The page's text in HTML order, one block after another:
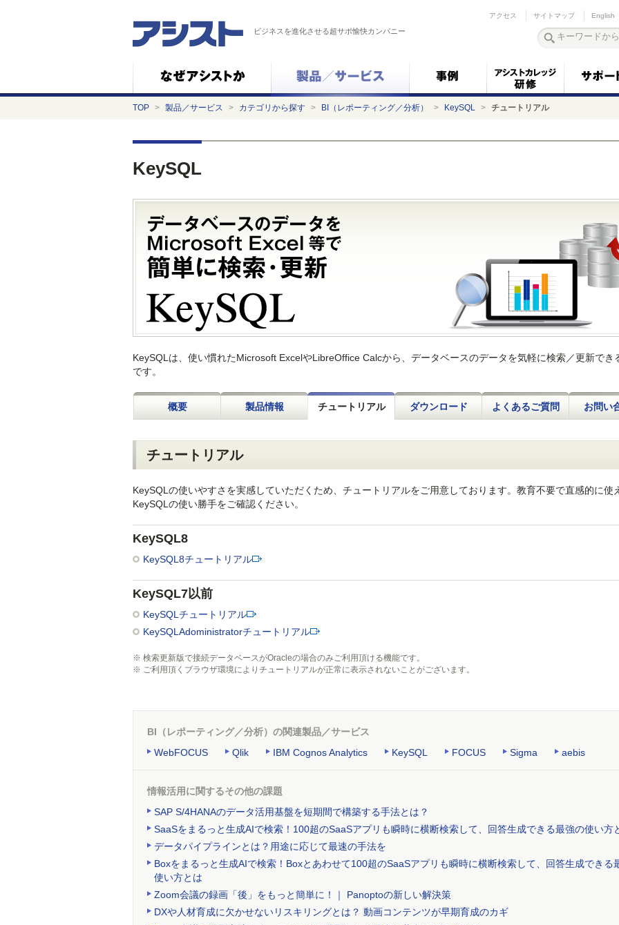
ビジネスを進化させる超サポ愉快カンパニー
アクセス サイトマップ English
TOP > 製品／サービス > カテゴリから探す > BI（レポーティング／分析） > KeySQL > チュートリアル
KeySQL
KeySQLは、使い慣れたMicrosoft ExcelやLibreOffice Calcから、データベースのデータを気軽に検索／更新でき
です。
概要 製品情報 チュートリアル ダウンロード よくあるご質問 お問い
チュートリアル
KeySQLの使いやすさを実感していただくため、チュートリアルをご用意しております。教育不要で直感的に使
KeySQLの使い勝手をご確認ください。
KeySQL8
KeySQL8チュートリアル
KeySQL7以前
KeySQLチュートリアル
KeySQLAdoministratorチュートリアル
※ 検索更新版で接続データベースがOracleの場合のみご利用頂ける機能です。
※ ご利用頂くブラウザ環境によりチュートリアルが正常に表示されないことがございます。
BI（レポーティング／分析）の関連製品／サービス
WebFOCUS
Qlik IBM Cognos Analytics KeySQL FOCUS Sigma aebis
情報活用に関するその他の課題
SAP S/4HANAのデータ活用基盤を短期間で構築する手法とは？
SaaSをまるっと生成AIで検索！100超のSaaSアプリも瞬時に横断検索して、回答生成できる最強の使い方
データパイプラインとは？用途に応じて最速の手法を
Boxをまるっと生成AIで検索！Boxとあわせて100超のSaaSアプリも瞬時に横断検索して、回答生成できる
使い方とは
Zoom会議の録画「後」をもっと簡単に！｜ Panoptoの新しい解決策
DXや人材育成に欠かせないリスキリングとは？ 動画コンテンツが早期育成のカギ